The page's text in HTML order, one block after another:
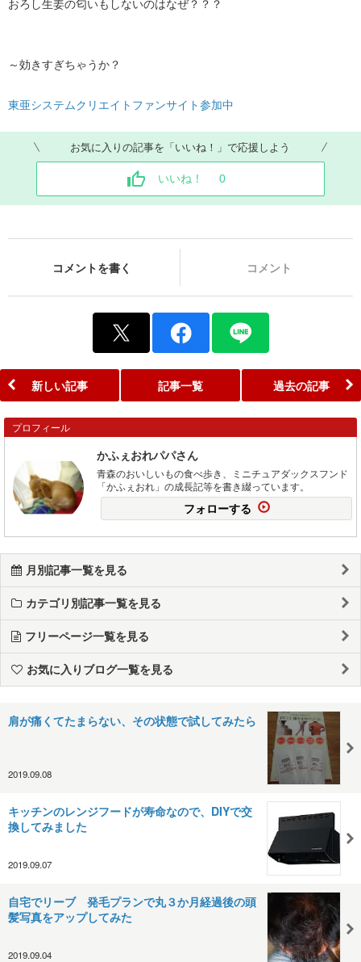
おろし生姜の匂いもしないのはなぜ？？？
～効きすぎちゃうか？
東亜システムクリエイトファンサイト参加中
お気に入りの記事を「いいね！」で応援しよう
いいね！ 0
コメントを書く コメント
新しい記事 記事一覧 過去の記事
プロフィール
かふぇおれパパさん
青森のおいしいもの食べ歩き、ミニチュアダックスフンド
「かふぇおれ」の成長記等を書き綴っています。
フォローする
月別記事一覧を見る
カテゴリ別記事一覧を見る
フリーページ一覧を見る
お気に入りブログ一覧を見る
肩が痛くてたまらない、その状態で試してみたら
2019.09.08
キッチンのレンジフードが寿命なので、DIYで交
換してみました
2019.09.07
自宅でリーブ 発毛プランで丸３か月経過後の頭
髪写真をアップしてみた
2019.09.04